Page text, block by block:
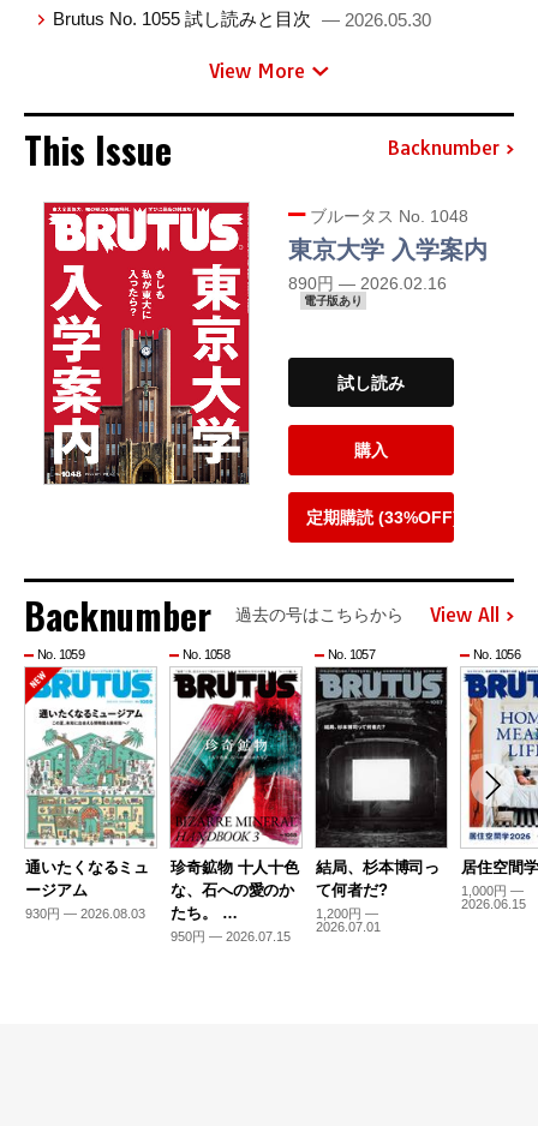
Brutus No. 1055 試し読みと目次 — 2026.05.30
View More
This Issue Backnumber
ブルータス No. 1048
東京大学 入学案内
890円 — 2026.02.16
電子版あり
試し読み
購入
定期購読 (33%OFF)
Backnumber 過去の号はこちらから View All
No. 1059
通いたくなるミュ
ージアム
930円 — 2026.08.03
No. 1058
珍奇鉱物 十人十色
な、石への愛のか
たち。 …
950円 — 2026.07.15
No. 1057
結局、杉本博司っ
て何者だ?
1,200円 —
2026.07.01
No. 1056
居住空間
1,000円 —
2026.06.15